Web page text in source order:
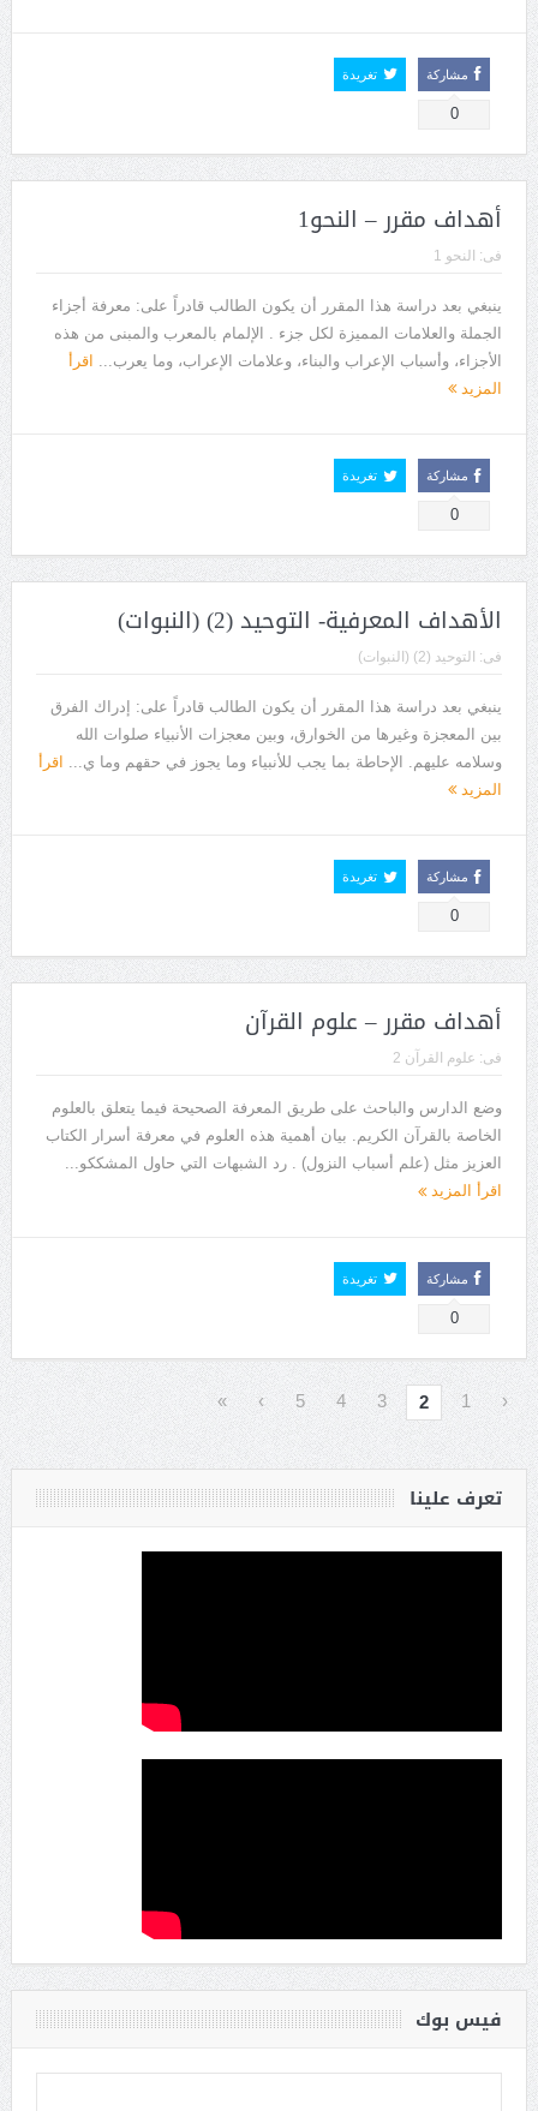
مشاركة
0
تغريدة
أهداف مقرر – النحو1
فى: النحو 1
ينبغي بعد دراسة هذا المقرر أن يكون الطالب قادراً على: معرفة أجزاء
الجملة والعلامات المميزة لكل جزء . الإلمام بالمعرب والمبنى من هذه
الأجزاء، وأسباب الإعراب والبناء، وعلامات الإعراب، وما يعرب... اقرأ
المزيد
مشاركة
0
تغريدة
الأهداف المعرفية- التوحيد (2) (النبوات)
فى: التوحيد (2) (النبوات)
ينبغي بعد دراسة هذا المقرر أن يكون الطالب قادراً على: إدراك الفرق
بين المعجزة وغيرها من الخوارق، وبين معجزات الأنبياء صلوات الله
وسلامه عليهم. الإحاطة بما يجب للأنبياء وما يجوز في حقهم وما ي... اقرأ
المزيد
مشاركة
0
تغريدة
أهداف مقرر – علوم القرآن
فى: علوم القرآن 2
وضع الدارس والباحث على طريق المعرفة الصحيحة فيما يتعلق بالعلوم
الخاصة بالقرآن الكريم. بيان أهمية هذه العلوم في معرفة أسرار الكتاب
العزيز مثل (علم أسباب النزول) . رد الشبهات التي حاول المشككو...
اقرأ المزيد
مشاركة
0
تغريدة
‹
1
2
3
4
5
›
»
تعرف علينا
فيس بوك